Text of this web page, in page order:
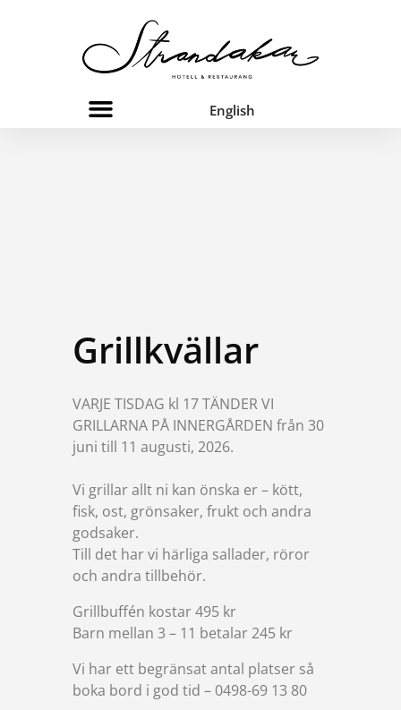
English
Grillkvällar
VARJE TISDAG kl 17 TÄNDER VI
GRILLARNA PÅ INNERGÅRDEN från 30
juni till 11 augusti, 2026.
Vi grillar allt ni kan önska er – kött,
fisk, ost, grönsaker, frukt och andra
godsaker.
Till det har vi härliga sallader, röror
och andra tillbehör.
Grillbuffén kostar 495 kr
Barn mellan 3 – 11 betalar 245 kr
Vi har ett begränsat antal platser så
boka bord i god tid – 0498-69 13 80